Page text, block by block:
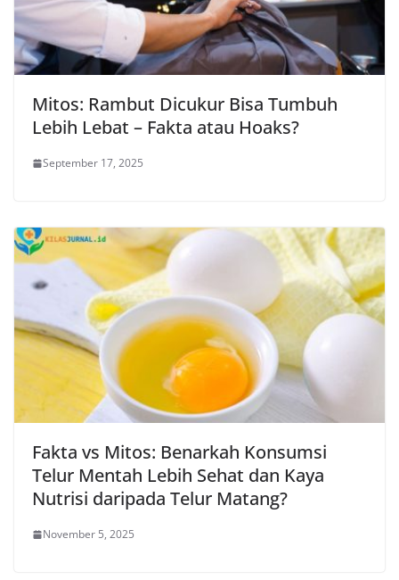
Mitos: Rambut Dicukur Bisa Tumbuh
Lebih Lebat – Fakta atau Hoaks?
September 17, 2025
Fakta vs Mitos: Benarkah Konsumsi
Telur Mentah Lebih Sehat dan Kaya
Nutrisi daripada Telur Matang?
November 5, 2025